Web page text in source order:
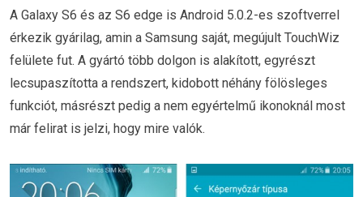
A Galaxy S6 és az S6 edge is Android 5.0.2-es szoftverrel
érkezik gyárilag, amin a Samsung saját, megújult TouchWiz
felülete fut. A gyártó több dolgon is alakított, egyrészt
lecsupaszította a rendszert, kidobott néhány fölösleges
funkciót, másrészt pedig a nem egyértelmű ikonoknál most
már felirat is jelzi, hogy mire valók.